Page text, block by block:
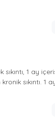
1 ay
sıkıntı. 1